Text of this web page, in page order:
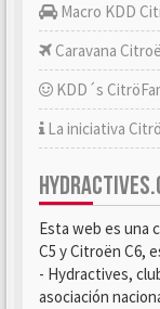
Macro KDD
Caravana
KDD´s
La iniciativa
Esta web es una
C5 y Citroën C6,
- Hydractives,
asociación